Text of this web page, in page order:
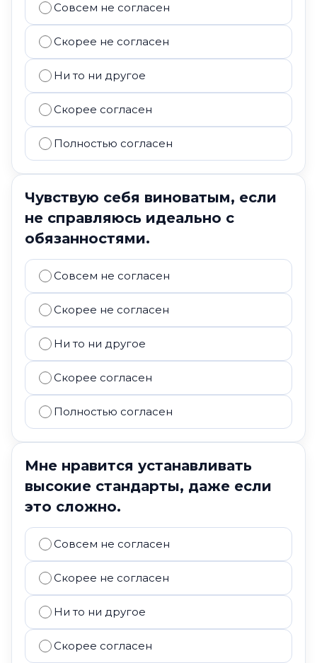
Совсем не согласен
Скорее не согласен
Ни то ни другое
Скорее согласен
Полностью согласен
Чувствую себя виноватым, если
не справляюсь идеально с
обязанностями.
Совсем не согласен
Скорее не согласен
Ни то ни другое
Скорее согласен
Полностью согласен
Мне нравится устанавливать
высокие стандарты, даже если
это сложно.
Совсем не согласен
Скорее не согласен
Ни то ни другое
Скорее согласен